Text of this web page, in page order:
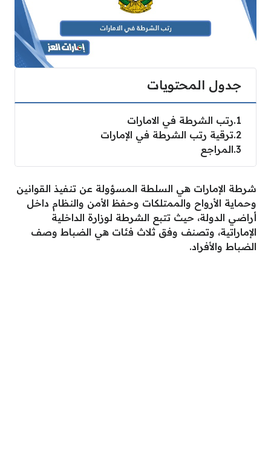
جدول المحتويات
1 رتب الشرطة في الامارات
2 ترقية رتب الشرطة في الإمارات
3 المراجع
شرطة الإمارات هي السلطة المسؤولة عن تنفيذ القوانين
وحماية الأرواح والممتلكات وحفظ الأمن والنظام داخل
أراضي الدولة، حيث تتبع الشرطة لوزارة الداخلية
الإماراتية، وتصنف وفق ثلاث فئات هي الضباط وصف
الضباط والأفراد.